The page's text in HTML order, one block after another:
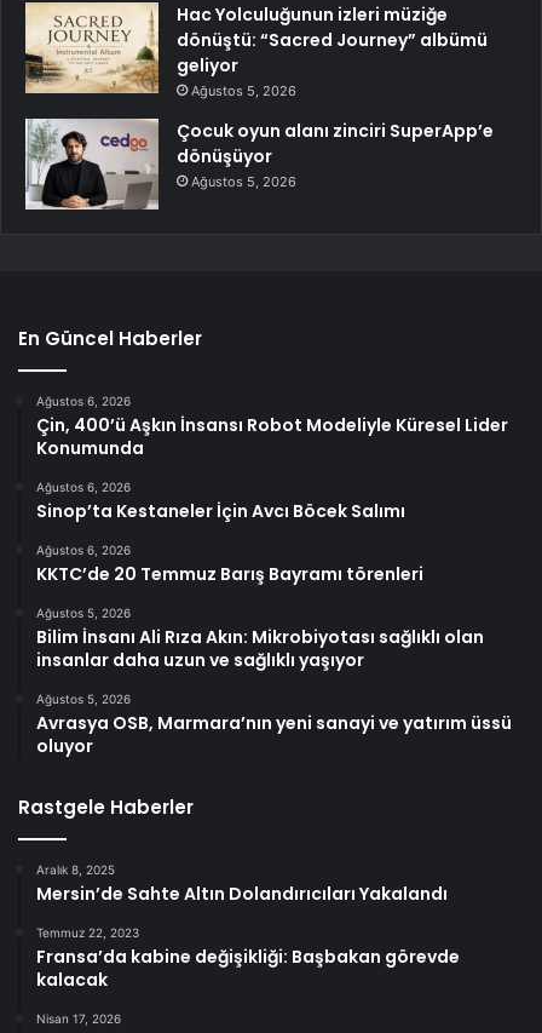
Hac Yolculuğunun izleri müziğe
dönüştü: “Sacred Journey” albümü
geliyor
Ağustos 5, 2026
Çocuk oyun alanı zinciri SuperApp’e
dönüşüyor
Ağustos 5, 2026
En Güncel Haberler
Ağustos 6, 2026
Çin, 400’ü Aşkın İnsansı Robot Modeliyle Küresel Lider
Konumunda
Ağustos 6, 2026
Sinop’ta Kestaneler İçin Avcı Böcek Salımı
Ağustos 6, 2026
KKTC’de 20 Temmuz Barış Bayramı törenleri
Ağustos 5, 2026
Bilim İnsanı Ali Rıza Akın: Mikrobiyotası sağlıklı olan
insanlar daha uzun ve sağlıklı yaşıyor
Ağustos 5, 2026
Avrasya OSB, Marmara’nın yeni sanayi ve yatırım üssü
oluyor
Rastgele Haberler
Aralık 8, 2025
Mersin’de Sahte Altın Dolandırıcıları Yakalandı
Temmuz 22, 2023
Fransa’da kabine değişikliği: Başbakan görevde
kalacak
Nisan 17, 2026